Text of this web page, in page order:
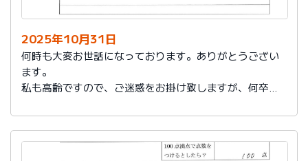
2025年10月31日
何時も大変お世話になっております。ありがとうござい
ます。
私も高齢ですので、ご迷惑をお掛け致しますが、何卒よ